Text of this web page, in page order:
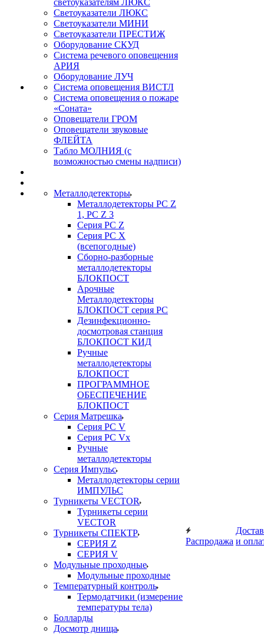
светоуказателям ЛЮКС
Светоуказатели ЛЮКС
Светоуказатели МИНИ
Светоуказатели ПРЕСТИЖ
Оборудование СКУД
Система речевого оповещения
АРИЯ
Оборудование ЛУЧ
Система оповещения ВИСТЛ
Система оповещения о пожаре
«Соната»
Оповещатели ГРОМ
Оповещатели звуковые
ФЛЕЙТА
Табло МОЛНИЯ (с
возможностью смены надписи)
Металлодетекторы
Металлодетекторы РС Z
1, PC Z 3
Серия РС Z
Серия РС X
(всепогодные)
Сборно-разборные
металлодетекторы
БЛОКПОСТ
Арочные
Металлодетекторы
БЛОКПОСТ серия РС
Дезинфекционно-
досмотровая станция
БЛОКПОСТ КИД
Ручные
металлодетекторы
БЛОКПОСТ
ПРОГРАММНОЕ
ОБЕСПЕЧЕНИЕ
БЛОКПОСТ
Серия Матрешка
Серия PC V
Серия PC Vx
Ручные
металлодетекторы
Серия Импульс
Металлодетекторы серии
ИМПУЛЬС
Турникеты VECTOR
Турникеты серии
VECTOR
Турникеты СПЕКТР
СЕРИЯ Z
СЕРИЯ V
Модульные проходные
Модульные проходные
Температурный контроль
Термодатчики (измерение
температуры тела)
Болларды
Досмотр днища
Распродажа и